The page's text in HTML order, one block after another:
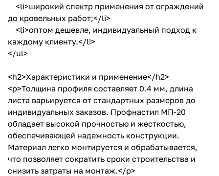
<li>широкий спектр применения от ограждений
до кровельных работ;</li>
<li>оптом дешевле, индивидуальный подход к
каждому клиенту.</li>
</ul>
<h2>Характеристики и применение</h2>
<p>Толщина профиля составляет 0.4 мм, длина
листа варьируется от стандартных размеров до
индивидуальных заказов. Профнастил МП-20
обладает высокой прочностью и жесткостью,
обеспечивающей надежность конструкции.
Материал легко монтируется и обрабатывается,
что позволяет сократить сроки строительства и
снизить затраты на монтаж.</p>